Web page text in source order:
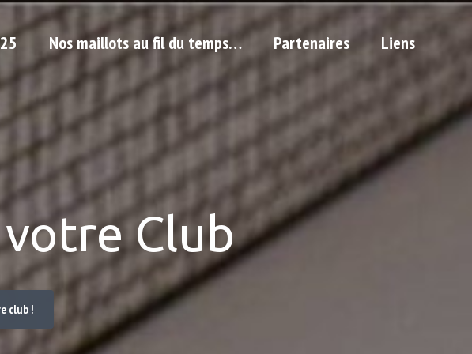
Nos maillots au fil du temps… Partenaires Liens
Club
club !